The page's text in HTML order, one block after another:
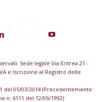
Sede legale Via Eritrea 21 -
e Iscrizione al Registro delle
del 05/03/2014 (Precedentemente
n. 6111 del 12/06/1992)